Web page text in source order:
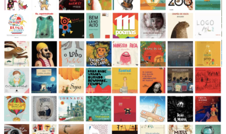
Eventos
Podcast
Assine
Taba na Escola